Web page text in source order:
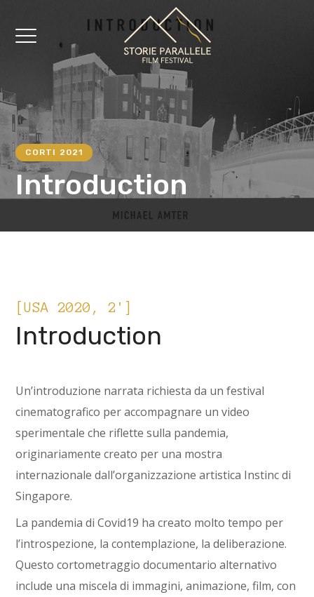
CORTI 2021
Introduction
[USA 2020, 2']
Introduction
Un’introduzione narrata richiesta da un festival
cinematografico per accompagnare un video
sperimentale che riflette sulla pandemia,
originariamente creato per una mostra
internazionale dall’organizzazione artistica Instinc di
Singapore.
La pandemia di Covid19 ha creato molto tempo per
l’introspezione, la contemplazione, la deliberazione.
Questo cortometraggio documentario alternativo
include una miscela di immagini, animazione, film, con